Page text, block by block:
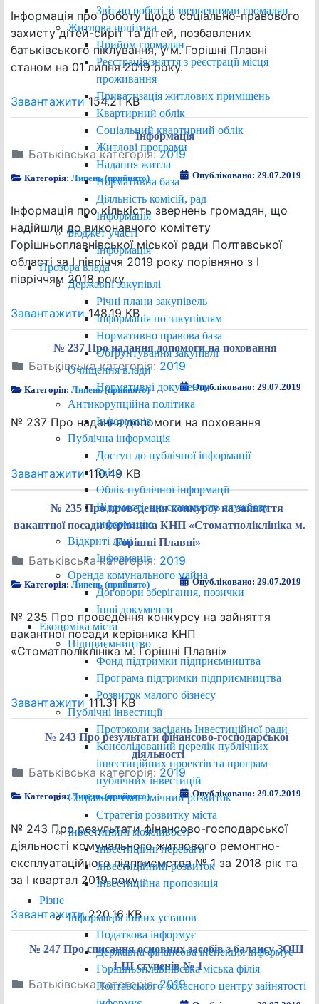
Звіт по роботі зі зверненнями громадян
Житлова політика
Прийом громадян
Реєстрація/зняття з реєстрації місця
проживання
Приватизація житлових приміщень
Квартирний облік
Соціальний квартирний облік
Житлові програми
Надання житла
Нормативна база
Діяльність комісій, рад
Інформація
Бюджет участі
Інформація
Прозора влада
Державні закупівлі
Річні плани закупівель
Інформація по закупівлям
Нормативно правова база
Обґрунтування закупівлі
Очищення влади
Нормативні документи
Антикорупційна політика
Інформація
Публічна інформація
Доступ до публічної інформації
Звіти
Облік публічної інформації
Відомості, що становлять службову
інформацію
Відкриті дані
Інформація
Оренда комунального майна
Договори зберігання, позички
Інші документи
Економіка міста
Підприємництво
Фонд підтримки підприємництва
Програма підтримки підприємництва
Розвиток малого бізнесу
Публічні інвестиції
Протоколи засідань Інвестиційної ради
Консолідований перелік публічних
інвестиційних проектів та програм
публічних інвестицій
Соціально-економічний розвиток
Стратегія розвитку міста
Інвестиційні можливості
Інвестиційні переваги
Інвестиційний розвиток
Інвестиційна пропозиція
Різне
Інформація інших установ
Податкова інформує
Державна фінансова інспекція інформує
Горішньоплавнівська міська філія
Полтавського обласного центру зайнятості
Інформація про роботу щодо соціально-правового
захисту дітей-сиріт та дітей, позбавлених
батьківського піклування, у м. Горішні Плавні
станом на 01 липня 2019 року.
Завантажити154.21 KB
Інформація
Батьківська категорія:2019
Категорія:Липень (прийнято) Опубліковано: 29.07.2019
Інформація про кількість звернень громадян, що
надійшли до виконавчого комітету
Горішньоплавнівської міської ради Полтавської
області за І півріччя 2019 року порівняно з І
півріччям 2018 року
Завантажити 148.19 KB
№ 237 Про надання допомоги на поховання
Батьківська категорія: 2019
Категорія:Липень (прийнято) Опубліковано: 29.07.2019
№ 237 Про надання допомоги на поховання
Завантажити110.49 KB
№ 235 Про проведення конкурсу на зайняття
вакантної посади керівника КНП «Стоматполіклініка м.
Горішні Плавні»
Батьківська категорія: 2019
Категорія:Липень (прийнято) Опубліковано: 29.07.2019
№ 235 Про проведення конкурсу на зайняття
вакантної посади керівника КНП
«Стоматполіклініка м. Горішні Плавні»
Завантажити 111.31 KB
№ 243 Про результати фінансово-господарської
діяльності
Батьківська категорія: 2019
Категорія:Липень (прийнято) Опубліковано: 29.07.2019
№ 243 Про результати фінансово-господарської
діяльності комунального житлового ремонтно-
експлуатаційного підприємства № 1 за 2018 рік та
за І квартал 2019 року
Завантажити220.16 KB
№ 247 Про списання основних засобів з балансу ЗОШ
І-ІІІ ступенів № 1
Батьківська категорія:2019